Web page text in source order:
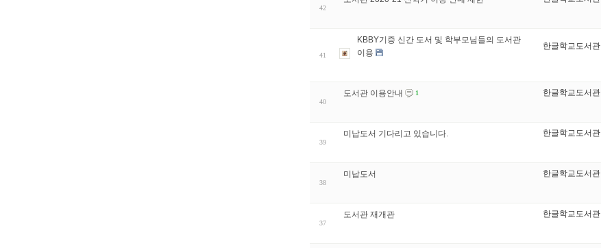
42
41
KBBY기증 신간 도서 및 학부모님들의 도서관
이용
한글학교도서관
40
도서관 이용안내 1 한글학교도서관
39
미납도서 기다리고 있습니다. 한글학교도서관
38
미납도서 한글학교도서관
37
도서관 재개관 한글학교도서관